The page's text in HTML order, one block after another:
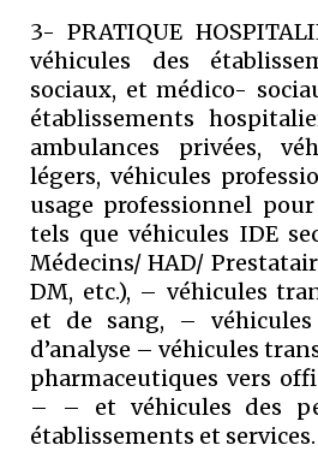
3- PRATIQUE
véhicules des
sociaux, et médico-
établissements
ambulances privées,
légers, véhicules
usage professionnel
tels que véhicules IDE
Médecins/ HAD/
DM, etc.), – véhicules
et de sang, – véhicules
d’analyse – véhicules
pharmaceutiques vers
– – et véhicules des
établissements et services.